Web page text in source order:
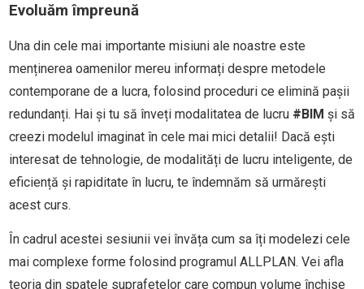
Evoluăm împreună
Una din cele mai importante misiuni ale noastre este
menținerea oamenilor mereu informați despre metodele
contemporane de a lucra, folosind proceduri ce elimină pașii
redundanți. Hai și tu să înveți modalitatea de lucru #BIM și să
creezi modelul imaginat în cele mai mici detalii! Dacă ești
interesat de tehnologie, de modalități de lucru inteligente, de
eficiență și rapiditate în lucru, te îndemnăm să urmărești
acest curs.
În cadrul acestei sesiunii vei învăța cum sa îți modelezi cele
mai complexe forme folosind programul ALLPLAN. Vei afla
teoria din spatele suprafețelor care compun volume închise